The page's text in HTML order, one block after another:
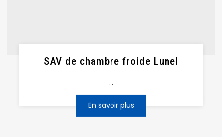
SAV de chambre froide Lunel
...
En savoir plus